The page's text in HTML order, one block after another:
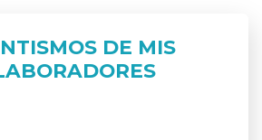
DE MIS